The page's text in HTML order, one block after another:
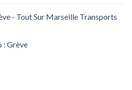
- Tout Sur Marseille Transports
: Grève